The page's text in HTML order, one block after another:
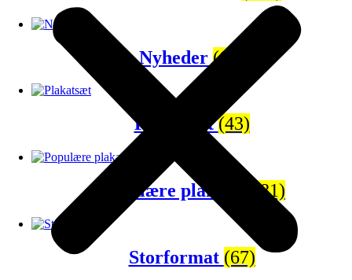
Nyheder(65)
Plakatsæt(43)
Populære plakater (81)
Storformat (67)